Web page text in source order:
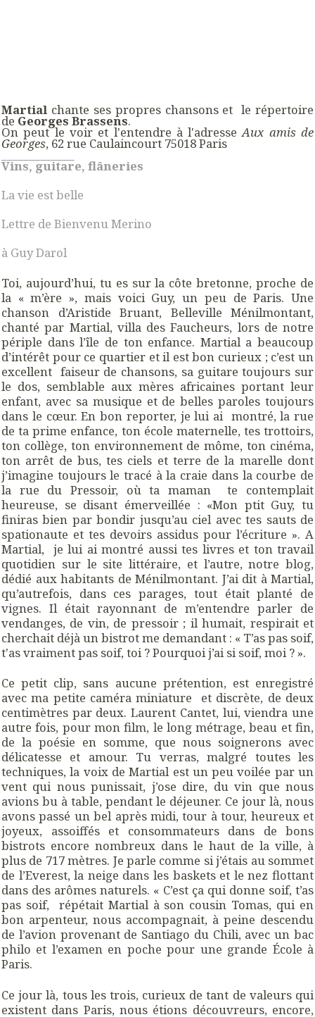
Martial chante ses propres chansons et le répertoire
de Georges Brassens.
On peut le voir et l'entendre à l'adresseAux amis de
Georges, 62 rue Caulaincourt 75018 Paris
_____________
Vins, guitare, flâneries
La vie est belle
Lettre de Bienvenu Merino
à Guy Darol
Toi, aujourd’hui, tu es sur la côte bretonne, proche de
la « m’ère », mais voici Guy, un peu de Paris. Une
chanson d’Aristide Bruant, Belleville Ménilmontant,
chanté par Martial, villa des Faucheurs, lors de notre
périple dans l’île de ton enfance. Martial a beaucoup
d’intérêt pour ce quartier et il est bon curieux ; c’est un
excellent faiseur de chansons, sa guitare toujours sur
le dos, semblable aux mères africaines portant leur
enfant, avec sa musique et de belles paroles toujours
dans le cœur. En bon reporter, je lui ai montré, la rue
de ta prime enfance, ton école maternelle, tes trottoirs,
ton collège, ton environnement de môme, ton cinéma,
ton arrêt de bus, tes ciels et terre de la marelle dont
j’imagine toujours le tracé à la craie dans la courbe de
la rue du Pressoir, où ta maman te contemplait
heureuse, se disant émerveillée : «Mon ptit Guy, tu
finiras bien par bondir jusqu’au ciel avec tes sauts de
spationaute et tes devoirs assidus pour l’écriture ». A
Martial, je lui ai montré aussi tes livres et ton travail
quotidien sur le site littéraire, et l’autre, notre blog,
dédié aux habitants de Ménilmontant. J’ai dit à Martial,
qu’autrefois, dans ces parages, tout était planté de
vignes. Il était rayonnant de m’entendre parler de
vendanges, de vin, de pressoir ; il humait, respirait et
cherchait déjà un bistrot me demandant : « T’as pas soif,
t'as vraiment pas soif, toi ? Pourquoi j’ai si soif, moi ? ».
Ce petit clip, sans aucune prétention, est enregistré
avec ma petite caméra miniature et discrète, de deux
centimètres par deux. Laurent Cantet, lui, viendra une
autre fois, pour mon film, le long métrage, beau et fin,
de la poésie en somme, que nous soignerons avec
délicatesse et amour. Tu verras, malgré toutes les
techniques, la voix de Martial est un peu voilée par un
vent qui nous punissait, j’ose dire, du vin que nous
avions bu à table, pendant le déjeuner. Ce jour là, nous
avons passé un bel après midi, tour à tour, heureux et
joyeux, assoiffés et consommateurs dans de bons
bistrots encore nombreux dans le haut de la ville, à
plus de 717 mètres. Je parle comme si j’étais au sommet
de l’Everest, la neige dans les baskets et le nez flottant
dans des arômes naturels. « C’est ça qui donne soif, t’as
pas soif, répétait Martial à son cousin Tomas, qui en
bon arpenteur, nous accompagnait, à peine descendu
de l’avion provenant de Santiago du Chili, avec un bac
philo et l’examen en poche pour une grande École à
Paris.
Ce jour là, tous les trois, curieux de tant de valeurs qui
existent dans Paris, nous étions découvreurs, encore,